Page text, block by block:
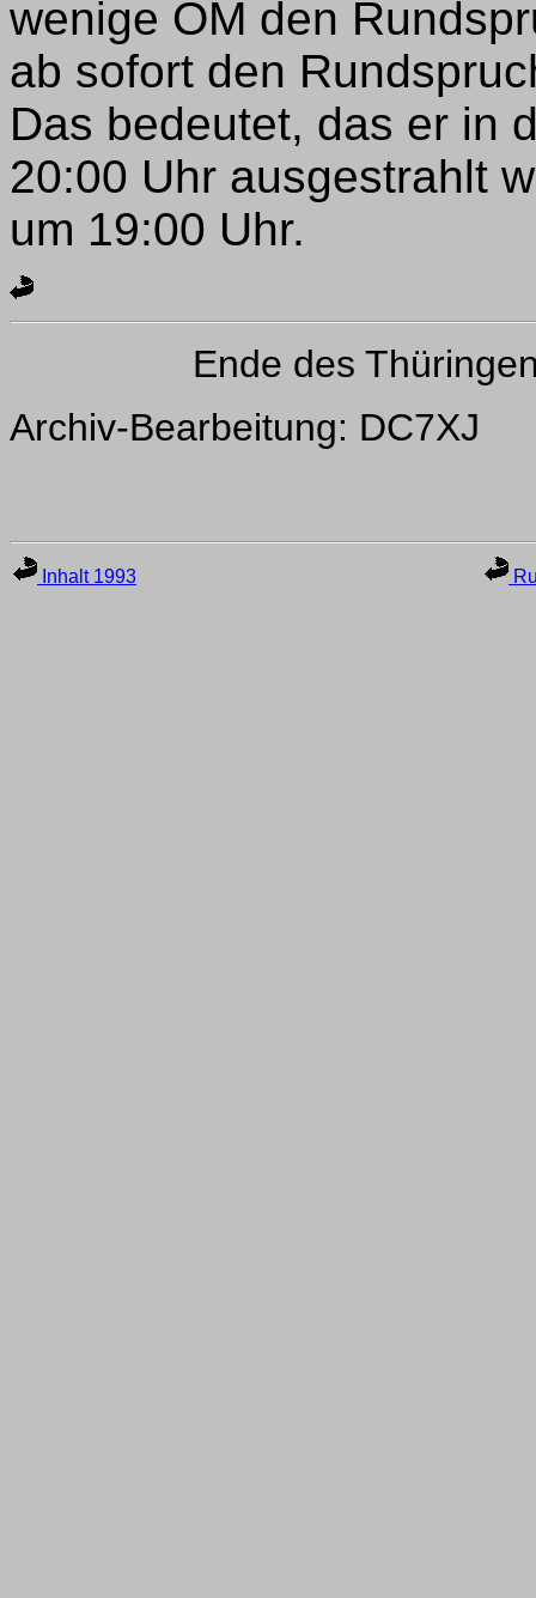
wenige OM den
ab sofort den
Das bedeutet, das er in
20:00 Uhr ausgestrahlt
um 19:00 Uhr.
Ende des
Archiv-Bearbeitung: DC7XJ
Inhalt 1993